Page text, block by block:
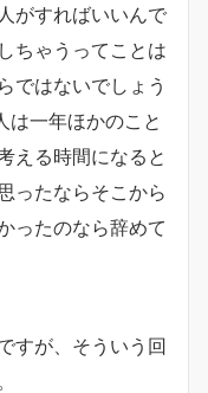
がすればいいんで
ちゃうってことは
ではないでしょう
は一年ほかのこと
える時間になると
ったならそこから
ったのなら辞めて
すが、そういう回